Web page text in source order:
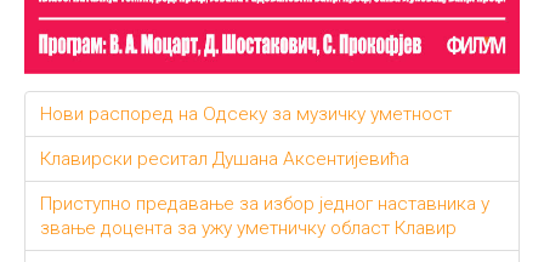
Нови распоред на Одсеку за музичку уметност
Клавирски реситал Душана Аксентијевића
Приступно предавање за избор једног наставника у
звање доцента за ужу уметничку област Клавир